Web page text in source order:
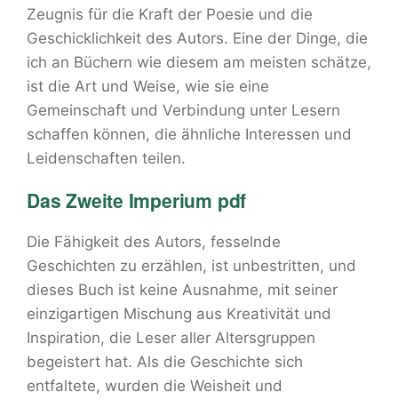
Zeugnis für die Kraft der Poesie und die
Geschicklichkeit des Autors. Eine der Dinge, die
ich an Büchern wie diesem am meisten schätze,
ist die Art und Weise, wie sie eine
Gemeinschaft und Verbindung unter Lesern
schaffen können, die ähnliche Interessen und
Leidenschaften teilen.
Das Zweite Imperium pdf
Die Fähigkeit des Autors, fesselnde
Geschichten zu erzählen, ist unbestritten, und
dieses Buch ist keine Ausnahme, mit seiner
einzigartigen Mischung aus Kreativität und
Inspiration, die Leser aller Altersgruppen
begeistert hat. Als die Geschichte sich
entfaltete, wurden die Weisheit und